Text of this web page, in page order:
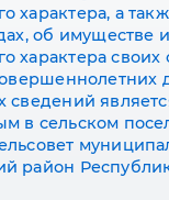
характера, а
об имуществе
характера своих
сведений
в сельском
район